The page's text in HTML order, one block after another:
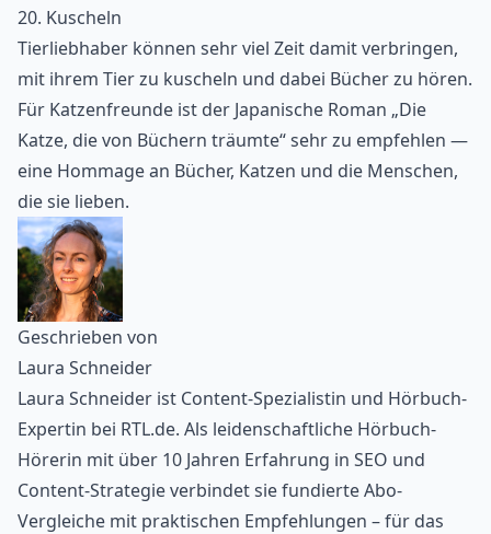
20. Kuscheln
Tierliebhaber können sehr viel Zeit damit verbringen,
mit ihrem Tier zu kuscheln und dabei Bücher zu hören.
Für Katzenfreunde ist der Japanische Roman „Die
Katze, die von Büchern träumte“ sehr zu empfehlen —
eine Hommage an Bücher, Katzen und die Menschen,
die sie lieben.
Geschrieben von
Laura Schneider
Laura Schneider ist Content-Spezialistin und Hörbuch-
Expertin bei RTL.de. Als leidenschaftliche Hörbuch-
Hörerin mit über 10 Jahren Erfahrung in SEO und
Content-Strategie verbindet sie fundierte Abo-
Vergleiche mit praktischen Empfehlungen – für das